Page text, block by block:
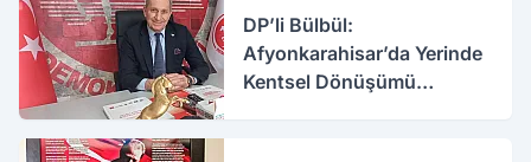
DP’li Bülbül:
Afyonkarahisar’da Yerinde
Kentsel Dönüşümü